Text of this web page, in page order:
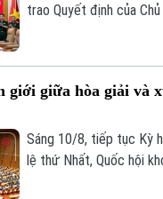
trao Quyết định của
Cộng hòa Nam Sudan và
giới giữa hòa giải và
Sáng 10/8, tiếp tục Kỳ
lệ thứ Nhất, Quốc hội